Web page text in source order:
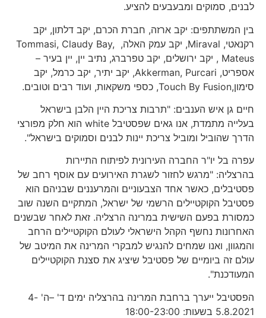
לבנים, סמוקים ומבעבעים להציע.
בין המשתתפים: יקב ארזה, חברת הכרם, יקב דלתון, יקב
רקנאטי, Miraval, יקב עמק האלה, Tommasi, Claudy Bay,
Mateus , יקב ירושלים, יקב טפרברג, נתיב יין, יין בעיר –
אספריט, Akkerman, Purcari, יקב יתיר, יקב כרמל, יקב
סימון,Touch By Fusion, כספי משקאות, ועוד רבים וטובים.
חיים גן איש הענבים: "תרבות צריכת היין הלבן בישראל
בעלייה מתמדת, אנו גאים שפסטיבל white הוא חלק מפורצי
הדרך שהוביל ומוביל צריכת יינות לבנים וסמוקים בישראל".
עפרה בל יו"ר החברה העירונית לפיתוח התיירות
בהרצליה: "מרגש לחזור לשגרת האירועים עם אוסף רחב של
פסטיבלים, כאשר אחד הצבעוניים והמרעננים שבניהם הוא
פסטיבל הקוקטיילים הרשמי של ישראל, המתקיים השנה שוב
כמסורת בפעם השישית במרינה הרצליה. זאת לאחר שבשנים
האחרונות נחשף הקהל הישראלי לעולם הקוקטיילים הרחב
והמגוון, ואנו שמחים להנגיש למבקרי המרינה את המיטב של
עולם זה ביומיים של פסטיבל שיציג את סצנת הקוקטיילים
המעודכנת".
הפסטיבל ייערך ברחבת המרינה בהרצליה ימים ד' –ה' 4-
5.8.2021 בשעות: 18:00-23:00